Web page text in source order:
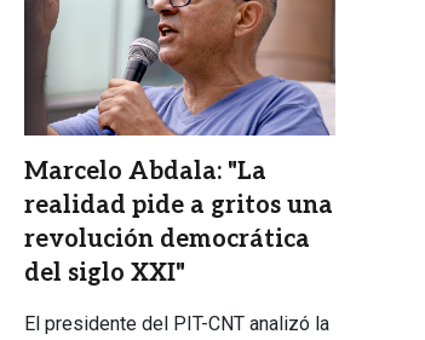
Marcelo Abdala: "La
realidad pide a gritos una
revolución democrática
del siglo XXI"
El presidente del PIT-CNT analizó la